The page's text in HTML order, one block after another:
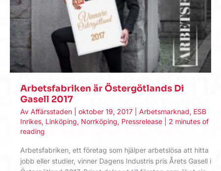
Arbetsfabriken är Östergötlands Di
Gasell 2017
Av Affärsstaden oktober 19, 2017 Arbetsmarknad, ESB
Inrikes, Linköping, Norrköping, Pressrelease
2 minutes of
reading
Arbetsfabriken, ett företag som hjälper arbetslösa att hitta
jobb eller studier, vinner Dagens Industris pris Årets Gasell i